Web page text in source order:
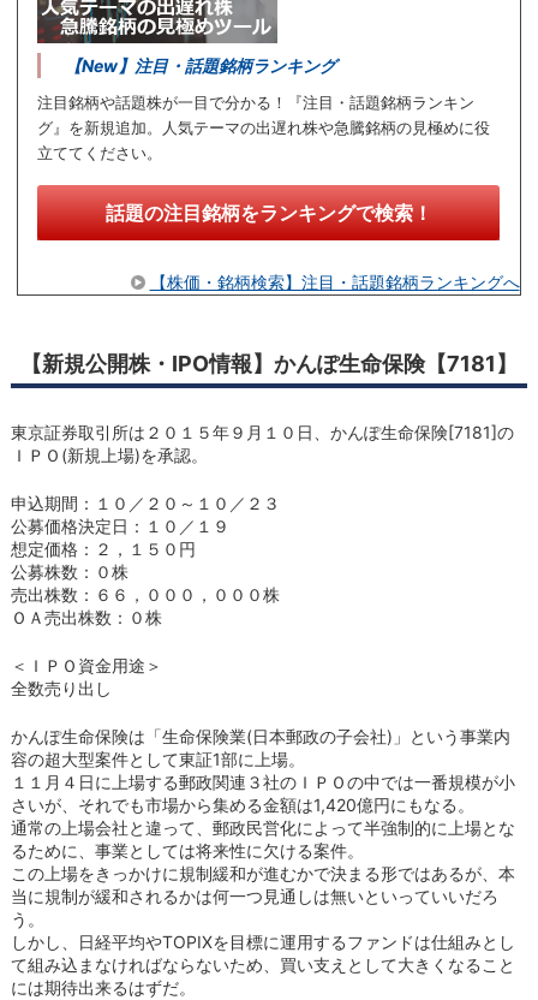
【New】注目・話題銘柄ランキング
注目銘柄や話題株が一目で分かる！『注目・話題銘柄ランキン
グ』を新規追加。人気テーマの出遅れ株や急騰銘柄の見極めに役
立ててください。
話題の注目銘柄をランキングで検索！
【株価・銘柄検索】注目・話題銘柄ランキングへ
【新規公開株・IPO情報】かんぽ生命保険【7181】
東京証券取引所は２０１５年９月１０日、かんぽ生命保険[7181]の
ＩＰＯ(新規上場)を承認。
申込期間：１０／２０～１０／２３
公募価格決定日：１０／１９
想定価格：２，１５０円
公募株数：０株
売出株数：６６，０００，０００株
ＯＡ売出株数：０株
＜ＩＰＯ資金用途＞
全数売り出し
かんぽ生命保険は「生命保険業(日本郵政の子会社)」という事業内
容の超大型案件として東証1部に上場。
１１月４日に上場する郵政関連３社のＩＰＯの中では一番規模が小
さいが、それでも市場から集める金額は1,420億円にもなる。
通常の上場会社と違って、郵政民営化によって半強制的に上場とな
るために、事業としては将来性に欠ける案件。
この上場をきっかけに規制緩和が進むかで決まる形ではあるが、本
当に規制が緩和されるかは何一つ見通しは無いといっていいだろ
う。
しかし、日経平均やTOPIXを目標に運用するファンドは仕組みとし
て組み込まなければならないため、買い支えとして大きくなること
には期待出来るはずだ。